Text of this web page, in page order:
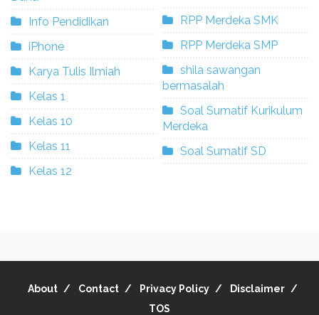
Info Pendidikan
iPhone
Karya Tulis Ilmiah
Kelas 1
Kelas 10
Kelas 11
Kelas 12
RPP Merdeka SMK
RPP Merdeka SMP
shila sawangan
bermasalah
Soal Sumatif Kurikulum
Merdeka
Soal Sumatif SD
About Contact Privacy Policy
Disclaimer
TOS